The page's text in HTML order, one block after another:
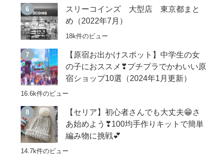
スリーコインズ 大型店 東京都まと
め（2022年7月）
18k件のビュー
【原宿お出かけスポット】中学生の女
の子におススメ❣プチプラでかわいい原
宿ショップ10選（2024年1月更新）
16.6k件のビュー
【セリア】初心者さんでも大丈夫😁さ
あ始めよう❣100均手作りキットで簡単
編み物に挑戦💕
14.7k件のビュー